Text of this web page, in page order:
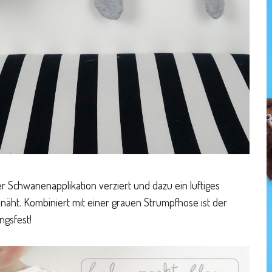
Schwanenapplikation verziert und dazu ein luftiges
Kombiniert mit einer grauen Strumpfhose ist der